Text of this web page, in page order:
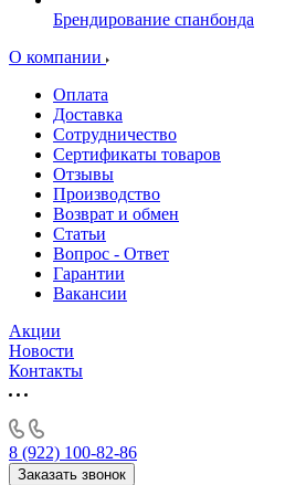
Брендирование спанбонда
О компании
Оплата
Доставка
Сотрудничество
Сертификаты товаров
Отзывы
Производство
Возврат и обмен
Статьи
Вопрос - Ответ
Гарантии
Вакансии
Акции
Новости
Контакты
8 (922) 100-82-86
Заказать звонок